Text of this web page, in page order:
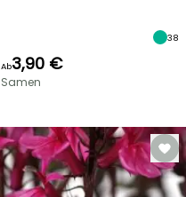
38
Ab3,90 €
Samen